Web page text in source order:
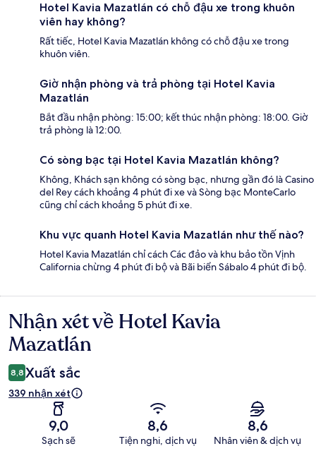
Hotel Kavia Mazatlán có chỗ đậu xe trong khuôn
viên hay không?
Rất tiếc, Hotel Kavia Mazatlán không có chỗ đậu xe trong
khuôn viên.
Giờ nhận phòng và trả phòng tại Hotel Kavia
Mazatlán
Bắt đầu nhận phòng: 15:00; kết thúc nhận phòng: 18:00. Giờ
trả phòng là 12:00.
Có sòng bạc tại Hotel Kavia Mazatlán không?
Không, Khách sạn không có sòng bạc, nhưng gần đó là Casino
del Rey cách khoảng 4 phút đi xe và Sòng bạc MonteCarlo
cũng chỉ cách khoảng 5 phút đi xe.
Khu vực quanh Hotel Kavia Mazatlán như thế nào?
Hotel Kavia Mazatlán chỉ cách Các đảo và khu bảo tồn Vịnh
California chừng 4 phút đi bộ và Bãi biển Sábalo 4 phút đi bộ.
Nhận
xét
Nhận xét về Hotel Kavia
Mazatlán
8,8 Xuất sắc
339 nhận xét
9,0
Sạch sẽ
8,6
Tiện nghi, dịch vụ
8,6
Nhân viên & dịch vụ